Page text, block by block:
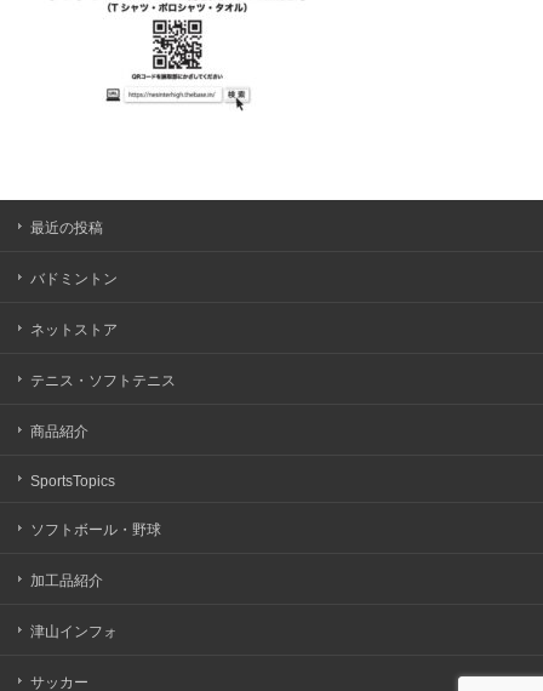
最近の投稿
バドミントン
ネットストア
テニス・ソフトテニス
商品紹介
SportsTopics
ソフトボール・野球
加工品紹介
津山インフォ
サッカー